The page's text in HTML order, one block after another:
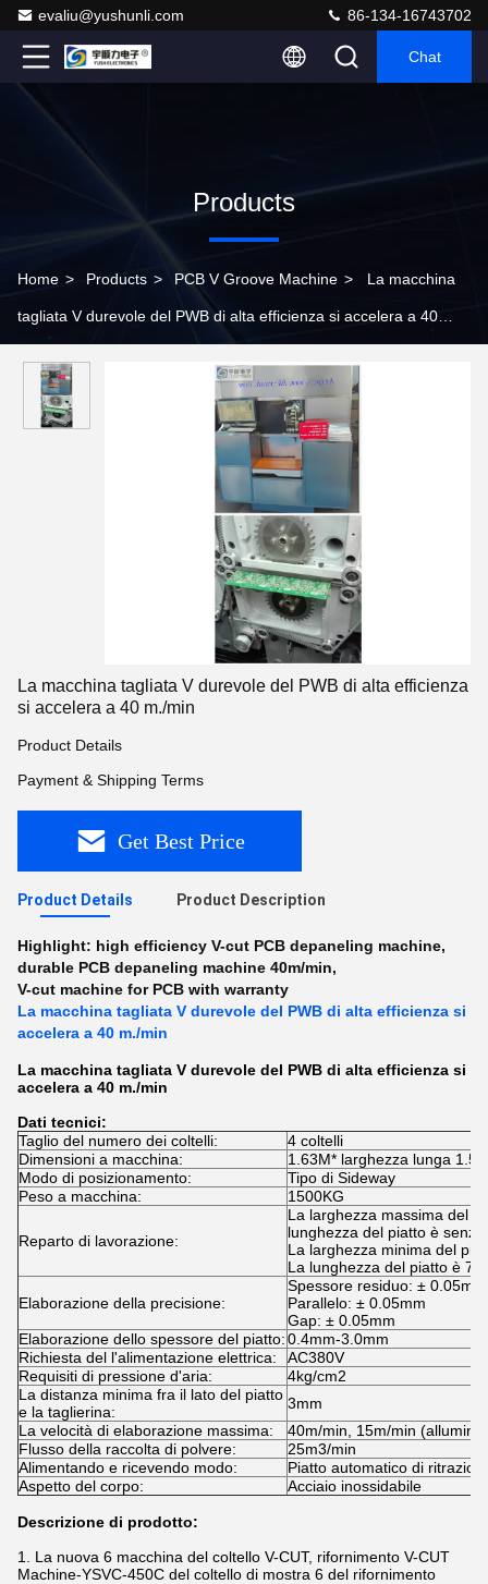
evaliu@yushunli.com 86-134-16743702
Chat
Products
Home > Products > PCB V Groove Machine > La macchina
tagliata V durevole del PWB di alta efficienza si accelera a 40
La macchina tagliata V durevole del PWB di alta efficienza
si accelera a 40 m./min
Product Details
Payment & Shipping Terms
Get Best Price
Product Details Product Description
Highlight: high efficiency V-cut PCB depaneling machine,
durable PCB depaneling machine 40m/min,
V-cut machine for PCB with warranty
La macchina tagliata V durevole del PWB di alta efficienza si
accelera a 40 m./min
La macchina tagliata V durevole del PWB di alta efficienza si
accelera a 40 m./min
Dati tecnici:
Taglio del numero dei coltelli:
4 coltelli
Dimensioni a macchina:
1.63M* larghezza lunga
Modo di posizionamento:
Tipo di Sideway
Peso a macchina:
1500KG
Reparto di lavorazione:
La larghezza massima del
lunghezza del piatto è
La larghezza minima del
La lunghezza del piatto è
Elaborazione della precisione:
Spessore residuo: ± 0.05mm
Parallelo: ± 0.05mm
Gap: ± 0.05mm
Elaborazione dello spessore del piatto:0.4mm-3.0mm
Richiesta del l'alimentazione elettrica:
AC380V
Requisiti di pressione d'aria:
4kg/cm2
La distanza minima fra il lato del piatto
e la taglierina:
3mm
La velocità di elaborazione massima:
40m/min, 15m/min
Flusso della raccolta di polvere:
25m3/min
Alimentando e ricevendo modo:
Piatto automatico di
Aspetto del corpo:
Acciaio inossidabile
Descrizione di prodotto:
1. La nuova 6 macchina del coltello V-CUT, rifornimento V-CUT
Machine-YSVC-450C del coltello di mostra 6 del rifornimento